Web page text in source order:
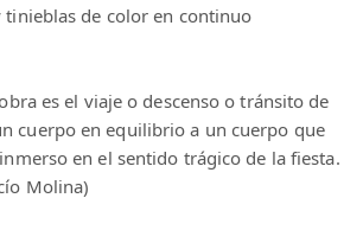
tinieblas de color en continuo
es el viaje o descenso o tránsito de
cuerpo en equilibrio a un cuerpo que
en el sentido trágico de la fiesta.
Molina)